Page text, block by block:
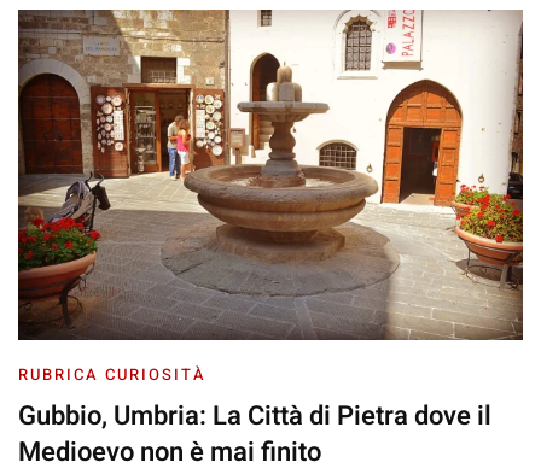
RUBRICA CURIOSITÀ
Gubbio, Umbria: La Città di Pietra dove il
Medioevo non è mai finito